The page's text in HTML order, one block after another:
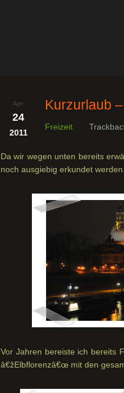
Apr.
24
2011
Kurzurlaub
Freizeit
Da wir wegen unten bereits
noch ausgiebig erkundet werden.
Vor Jahren bereiste ich bereits
â€žElbflorenzâ€œ mit den